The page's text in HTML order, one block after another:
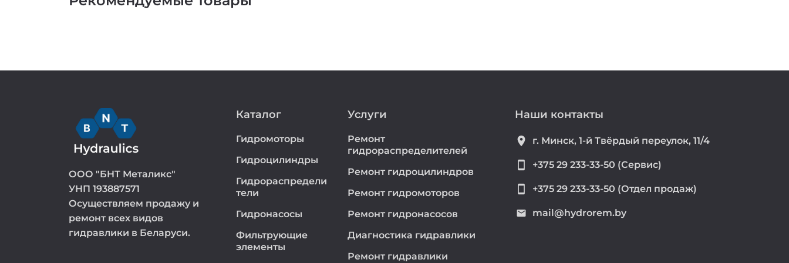
ООО "БНТ Металикс"
УНП 193887571
Осуществляем продажу и
ремонт всех видов
гидравлики в Беларуси.
Каталог
Гидромоторы
Гидроцилиндры
Гидрораспредели
тели
Гидронасосы
Фильтрующие
элементы
Услуги
Ремонт
гидрораспределителей
Ремонт гидроцилиндров
Ремонт гидромоторов
Ремонт гидронасосов
Диагностика гидравлики
Ремонт гидравлики
Наши контакты
location_on г. Минск, 1-й Твёрдый переулок, 11/4
smartphone +375 29 233-33-50 (Сервис)
smartphone +375 29 233-33-50 (Отдел продаж)
email mail@hydrorem.by